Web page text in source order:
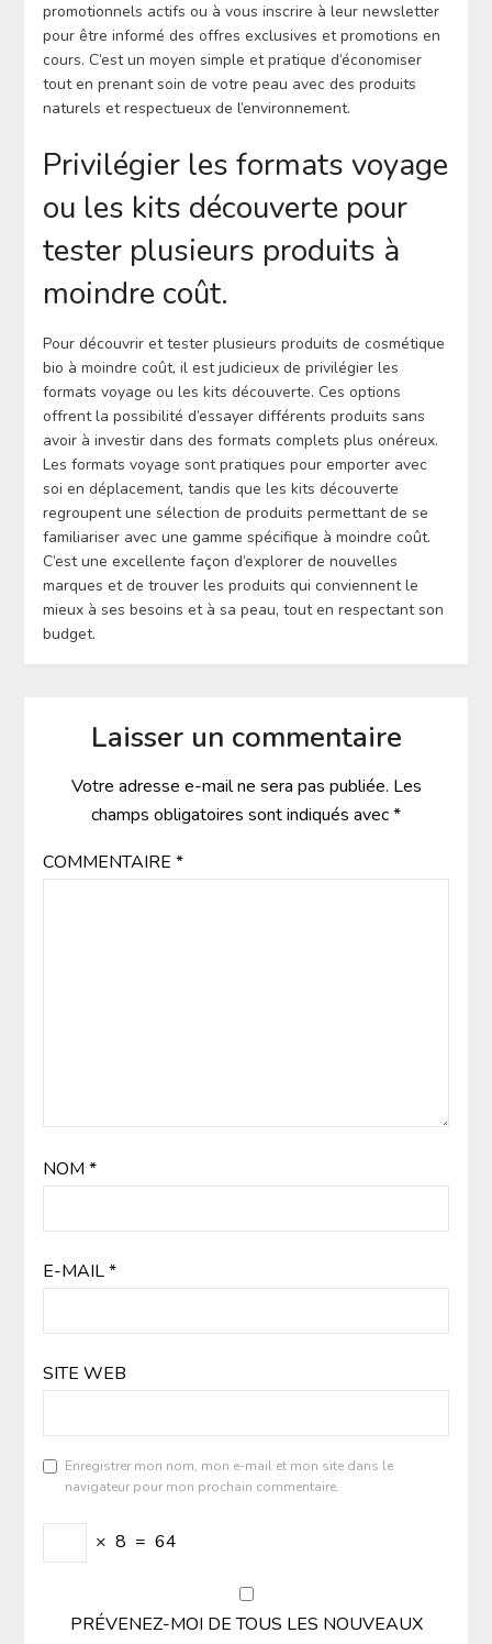
promotionnels actifs ou à vous inscrire à leur newsletter
pour être informé des offres exclusives et promotions en
cours. C’est un moyen simple et pratique d’économiser
tout en prenant soin de votre peau avec des produits
naturels et respectueux de l’environnement.
Privilégier les formats voyage
ou les kits découverte pour
tester plusieurs produits à
moindre coût.
Pour découvrir et tester plusieurs produits de cosmétique
bio à moindre coût, il est judicieux de privilégier les
formats voyage ou les kits découverte. Ces options
offrent la possibilité d’essayer différents produits sans
avoir à investir dans des formats complets plus onéreux.
Les formats voyage sont pratiques pour emporter avec
soi en déplacement, tandis que les kits découverte
regroupent une sélection de produits permettant de se
familiariser avec une gamme spécifique à moindre coût.
C’est une excellente façon d’explorer de nouvelles
marques et de trouver les produits qui conviennent le
mieux à ses besoins et à sa peau, tout en respectant son
budget.
Laisser un commentaire
Votre adresse e-mail ne sera pas publiée. Les
champs obligatoires sont indiqués avec*
COMMENTAIRE *
NOM *
E-MAIL*
SITE WEB
Enregistrer mon nom, mon e-mail et mon site dans le
navigateur pour mon prochain commentaire.
× 8 = 64
PRÉVENEZ-MOI DE TOUS LES NOUVEAUX